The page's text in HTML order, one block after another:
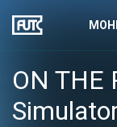
ON THE